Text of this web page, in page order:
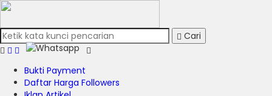
Cari
Bukti Payment
Daftar Harga Followers